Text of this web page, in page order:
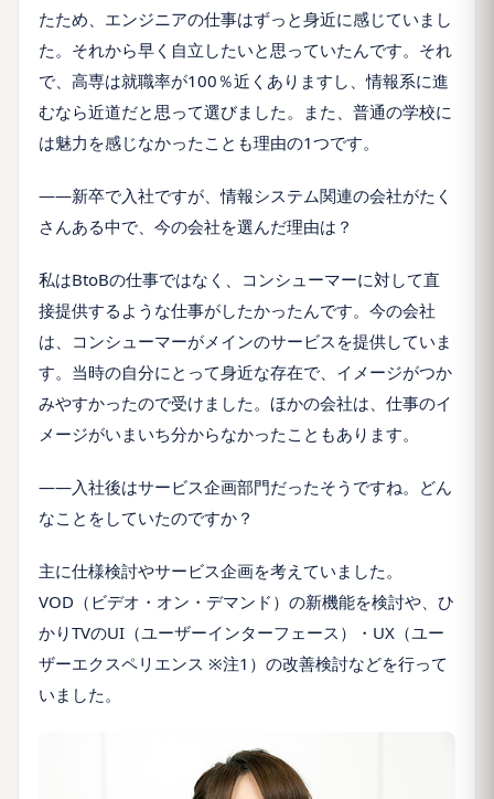
たため、エンジニアの仕事はずっと身近に感じていまし
た。それから早く自立したいと思っていたんです。それ
で、高専は就職率が100％近くありますし、情報系に進
むなら近道だと思って選びました。また、普通の学校に
は魅力を感じなかったことも理由の1つです。
――新卒で入社ですが、情報システム関連の会社がたく
さんある中で、今の会社を選んだ理由は？
私はBtoBの仕事ではなく、コンシューマーに対して直
接提供するような仕事がしたかったんです。今の会社
は、コンシューマーがメインのサービスを提供していま
す。当時の自分にとって身近な存在で、イメージがつか
みやすかったので受けました。ほかの会社は、仕事のイ
メージがいまいち分からなかったこともあります。
――入社後はサービス企画部門だったそうですね。どん
なことをしていたのですか？
主に仕様検討やサービス企画を考えていました。
VOD（ビデオ・オン・デマンド）の新機能を検討や、ひ
かりTVのUI（ユーザーインターフェース）・UX（ユー
ザーエクスペリエンス ※注1）の改善検討などを行って
いました。